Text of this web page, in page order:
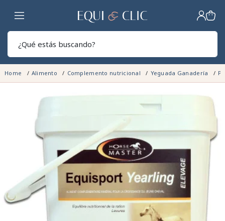
Hogar
Home Alimento Complemento nutricional Yeguada Ganadería